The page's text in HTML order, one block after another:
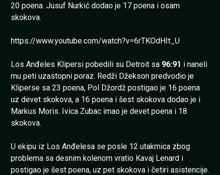
20 poena. Jusuf Nurkić dodao je 17 poena i osam
skokova.
https://www.youtube.com/watch?v=6rTKOdHIt_U
Los Anđeles Klipersi pobedili su Detroit sa 96:91 i naneli
mu peti uzastopni poraz. Redži Džekson predvodio je
Kliperse sa 23 poena, Pol Džordž postigao je 16 poena
uz devet skokova, a 16 poena i šest skokova dodao je i
Markus Moris. Ivica Zubac imao je devet poena i 18
skokova.
U ekipu iz Los Anđelesa se posle 12 utakmica zbog
problema sa desnim kolenom vratio Kavaj Lenard i
postigao je šest poena, uz pet skokova i četiri asistencije.